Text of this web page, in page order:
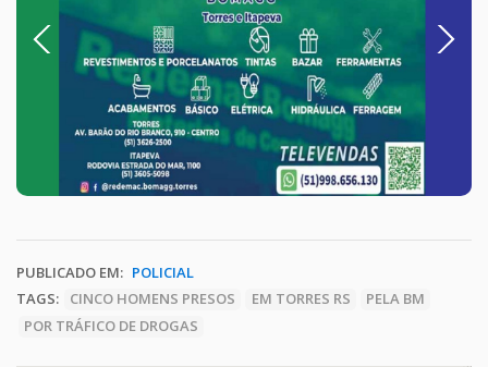
Previous Next
PUBLICADO EM: POLICIAL
TAGS:
CINCO HOMENS PRESOS EM TORRES RS
PELA BM
POR TRÁFICO DE DROGAS